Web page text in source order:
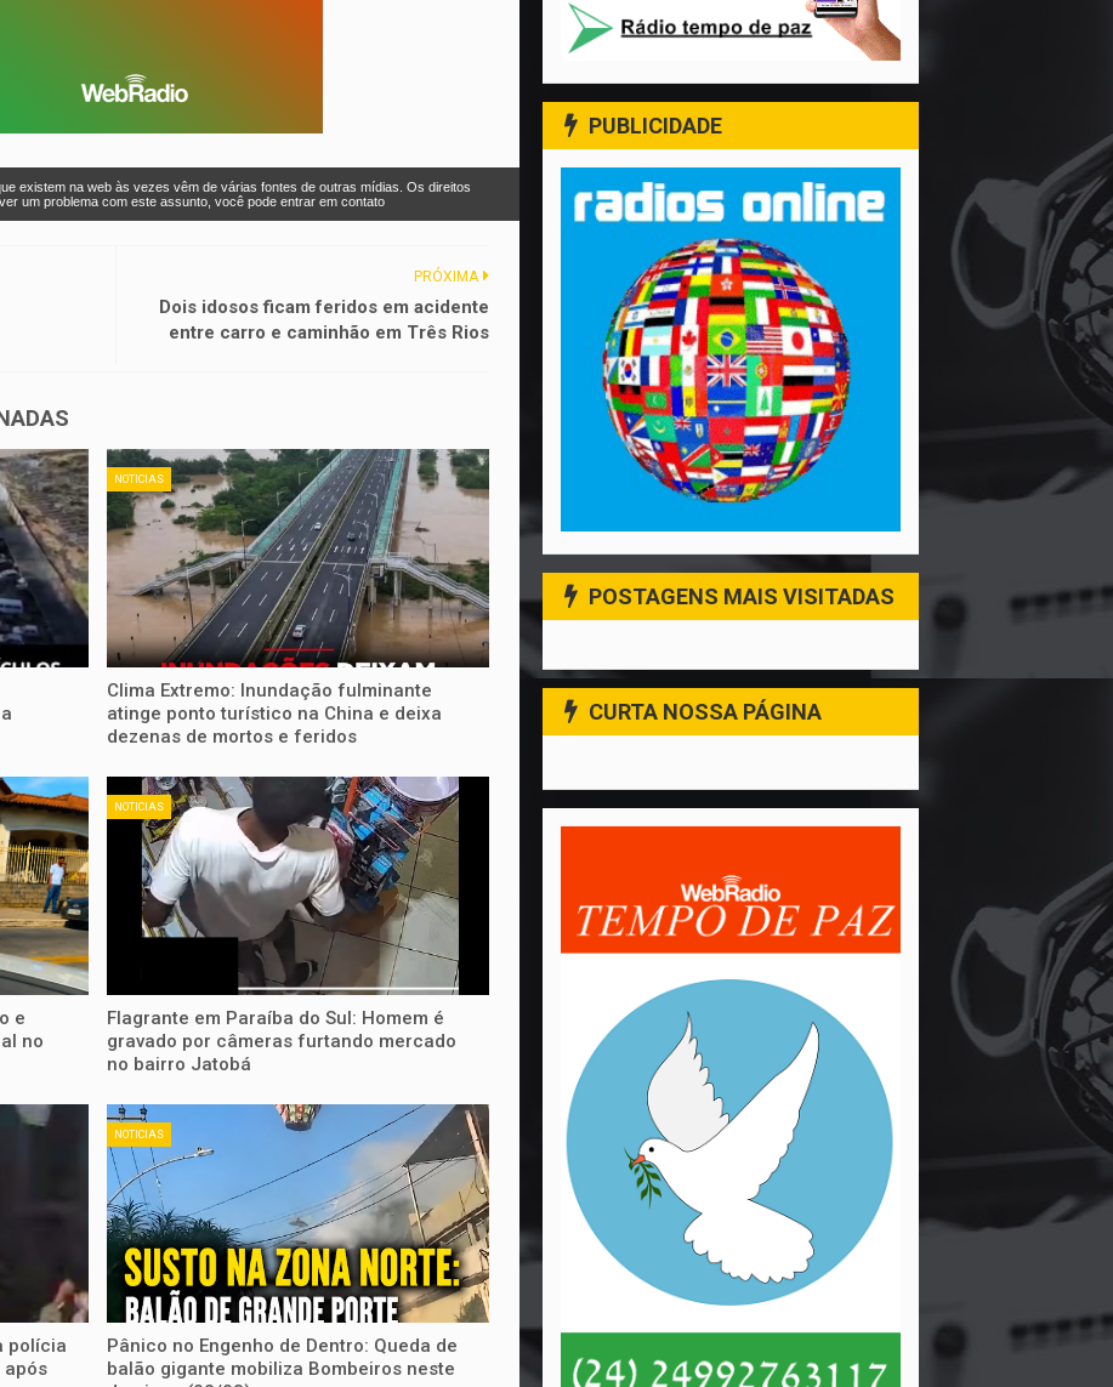
existem na web às vezes vêm de várias fontes de outras mídias. Os direitos
um problema com este assunto, você pode entrar em contato
PRÓXIMA
Dois idosos ficam feridos em acidente
entre carro e caminhão em Três Rios
NOTICIAS
Clima Extremo: Inundação fulminante
atinge ponto turístico na China e deixa
dezenas de mortos e feridos
e
no
NOTICIAS
Flagrante em Paraíba do Sul: Homem é
gravado por câmeras furtando mercado
no bairro Jatobá
polícia
após
NOTICIAS
Pânico no Engenho de Dentro: Queda de
balão gigante mobiliza Bombeiros neste
PUBLICIDADE
POSTAGENS MAIS VISITADAS
CURTA NOSSA PÁGINA